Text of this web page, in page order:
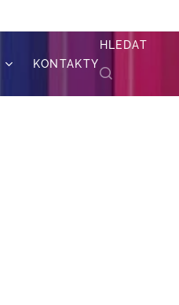
KONTAKTY
HLEDAT